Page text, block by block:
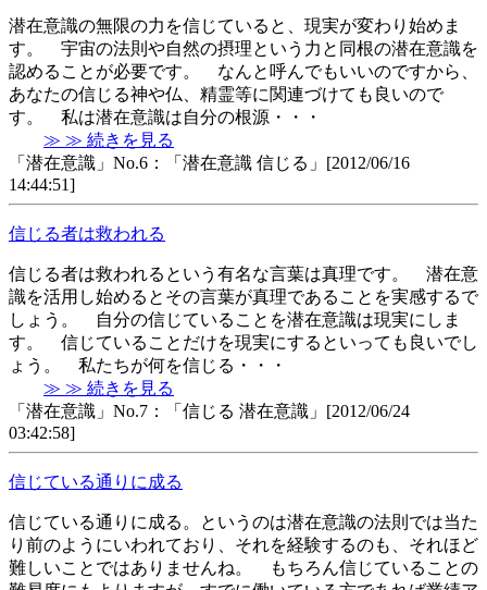
潜在意識の無限の力を信じていると、現実が変わり始めま
す。 宇宙の法則や自然の摂理という力と同根の潜在意識を
認めることが必要です。 なんと呼んでもいいのですから、
あなたの信じる神や仏、精霊等に関連づけても良いので
す。 私は潜在意識は自分の根源・・・
≫ ≫ 続きを見る
「潜在意識」No.6：「潜在意識 信じる」[2012/06/16
14:44:51]
信じる者は救われる
信じる者は救われるという有名な言葉は真理です。 潜在意
識を活用し始めるとその言葉が真理であることを実感するで
しょう。 自分の信じていることを潜在意識は現実にしま
す。 信じていることだけを現実にするといっても良いでし
ょう。 私たちが何を信じる・・・
≫ ≫ 続きを見る
「潜在意識」No.7：「信じる 潜在意識」[2012/06/24
03:42:58]
信じている通りに成る
信じている通りに成る。というのは潜在意識の法則では当た
り前のようにいわれており、それを経験するのも、それほど
難しいことではありませんね。 もちろん信じていることの